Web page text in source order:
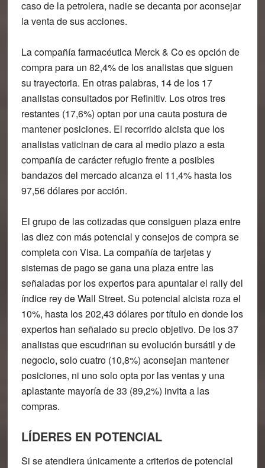
caso de la petrolera, nadie se decanta por aconsejar
la venta de sus acciones.
La compañía farmacéutica Merck & Coes opción de
compra para un 82,4% de los analistas que siguen
su trayectoria. En otras palabras, 14 de los 17
analistas consultados por Refinitiv. Los otros tres
restantes (17,6%) optan por una cauta postura de
mantener posiciones. El recorrido alcista que los
analistas vaticinan de cara al medio plazo a esta
compañía de carácter refugio frente a posibles
bandazos del mercado alcanza el 11,4% hasta los
97,56 dólares por acción.
El grupo de las cotizadas que consiguen plaza entre
las diez con más potencial y consejos de compra se
completa con Visa. La compañía de tarjetas y
sistemas de pago se gana una plaza entre las
señaladas por los expertos para apuntalar el rally del
índice rey de Wall Street. Su potencial alcista roza el
10%, hasta los 202,43 dólares por título en donde los
expertos han señalado su precio objetivo. De los 37
analistas que escudriñan su evolución bursátil y de
negocio, solo cuatro (10,8%) aconsejan mantener
posiciones, ni uno solo opta por las ventas y una
aplastante mayoría de 33 (89,2%) invita a las
compras.
LÍDERES EN POTENCIAL
Si se atendiera únicamente a criterios de potencial